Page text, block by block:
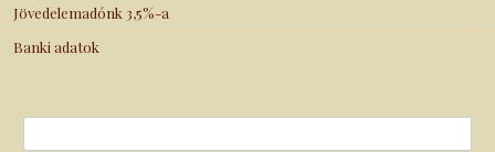
Jövedelemadónk 3,5%-a
Banki adatok